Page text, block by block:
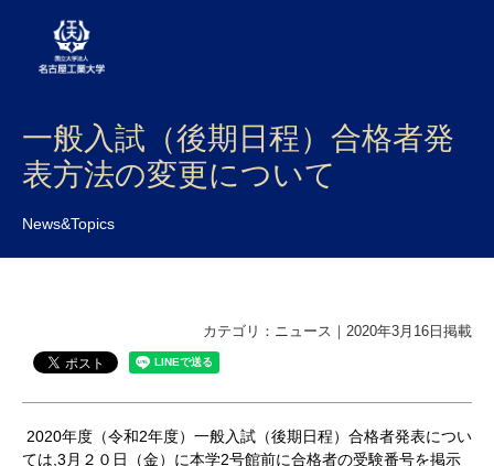
大学案内
学部・大学院・センター
入試
国際交流
一般入試（後期日程）合格者発
表方法の変更について
News&Topics
カテゴリ：ニュース｜2020年3月16日掲載
2020年度（令和2年度）一般入試（後期日程）合格者発表につい
ては ,3 月２０ 日（金）に本学2号館前に合格者の受験番号を掲示